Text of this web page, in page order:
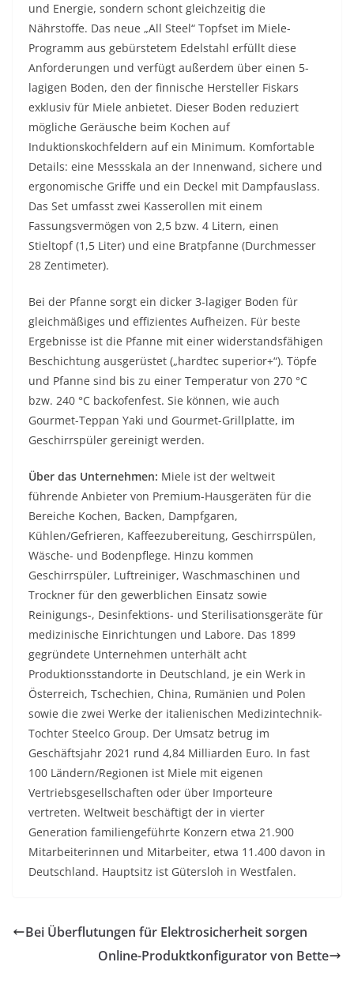
und Energie, sondern schont gleichzeitig die
Nährstoffe. Das neue „All Steel“ Topfset im Miele-
Programm aus gebürstetem Edelstahl erfüllt diese
Anforderungen und verfügt außerdem über einen 5-
lagigen Boden, den der finnische Hersteller Fiskars
exklusiv für Miele anbietet. Dieser Boden reduziert
mögliche Geräusche beim Kochen auf
Induktionskochfeldern auf ein Minimum. Komfortable
Details: eine Messskala an der Innenwand, sichere und
ergonomische Griffe und ein Deckel mit Dampfauslass.
Das Set umfasst zwei Kasserollen mit einem
Fassungsvermögen von 2,5 bzw. 4 Litern, einen
Stieltopf (1,5 Liter) und eine Bratpfanne (Durchmesser
28 Zentimeter).
Bei der Pfanne sorgt ein dicker 3-lagiger Boden für
gleichmäßiges und effizientes Aufheizen. Für beste
Ergebnisse ist die Pfanne mit einer widerstandsfähigen
Beschichtung ausgerüstet („hardtec superior+“). Töpfe
und Pfanne sind bis zu einer Temperatur von 270 °C
bzw. 240 °C backofenfest. Sie können, wie auch
Gourmet-Teppan Yaki und Gourmet-Grillplatte, im
Geschirrspüler gereinigt werden.
Über das Unternehmen: Miele ist der weltweit
führende Anbieter von Premium-Hausgeräten für die
Bereiche Kochen, Backen, Dampfgaren,
Kühlen/Gefrieren, Kaffeezubereitung, Geschirrspülen,
Wäsche- und Bodenpflege. Hinzu kommen
Geschirrspüler, Luftreiniger, Waschmaschinen und
Trockner für den gewerblichen Einsatz sowie
Reinigungs-, Desinfektions- und Sterilisationsgeräte für
medizinische Einrichtungen und Labore. Das 1899
gegründete Unternehmen unterhält acht
Produktionsstandorte in Deutschland, je ein Werk in
Österreich, Tschechien, China, Rumänien und Polen
sowie die zwei Werke der italienischen Medizintechnik-
Tochter Steelco Group. Der Umsatz betrug im
Geschäftsjahr 2021 rund 4,84 Milliarden Euro. In fast
100 Ländern/Regionen ist Miele mit eigenen
Vertriebsgesellschaften oder über Importeure
vertreten. Weltweit beschäftigt der in vierter
Generation familiengeführte Konzern etwa 21.900
Mitarbeiterinnen und Mitarbeiter, etwa 11.400 davon in
Deutschland. Hauptsitz ist Gütersloh in Westfalen.
Bei Überflutungen für Elektrosicherheit sorgen
Online-Produktkonfigurator von Bette